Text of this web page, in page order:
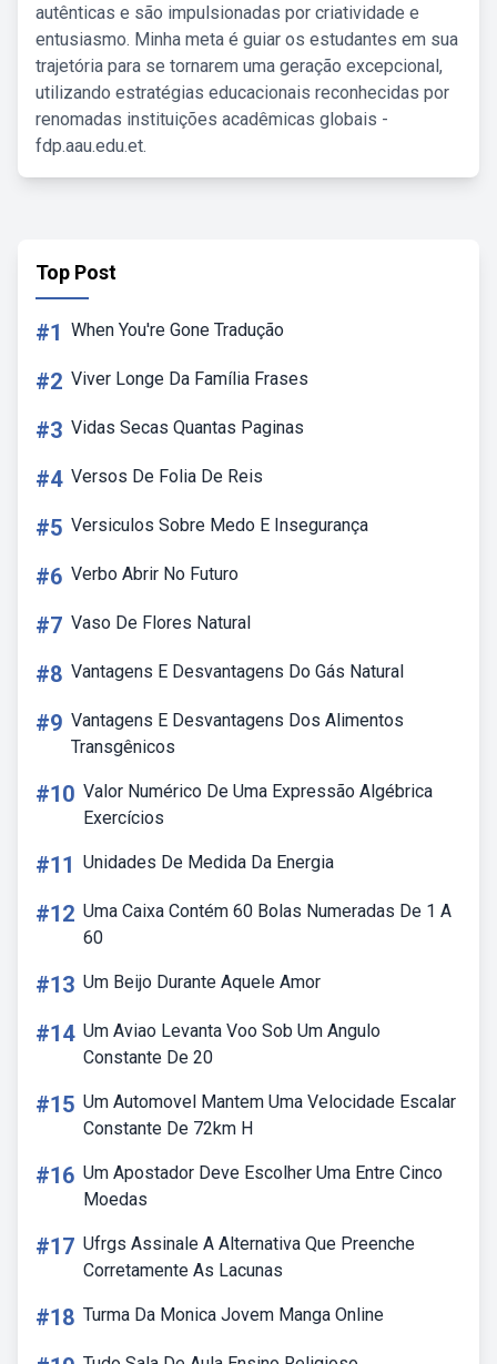
autênticas e são impulsionadas por criatividade e
entusiasmo. Minha meta é guiar os estudantes em sua
trajetória para se tornarem uma geração excepcional,
utilizando estratégias educacionais reconhecidas por
renomadas instituições acadêmicas globais -
fdp.aau.edu.et.
Top Post
#1 When You're Gone Tradução
#2 Viver Longe Da Família Frases
#3 Vidas Secas Quantas Paginas
#4 Versos De Folia De Reis
#5 Versiculos Sobre Medo E Insegurança
#6 Verbo Abrir No Futuro
#7 Vaso De Flores Natural
#8 Vantagens E Desvantagens Do Gás Natural
#9 Vantagens E Desvantagens Dos Alimentos
Transgênicos
#10 Valor Numérico De Uma Expressão Algébrica
Exercícios
#11 Unidades De Medida Da Energia
#12 Uma Caixa Contém 60 Bolas Numeradas De 1 A
60
#13 Um Beijo Durante Aquele Amor
#14 Um Aviao Levanta Voo Sob Um Angulo
Constante De 20
#15 Um Automovel Mantem Uma Velocidade Escalar
Constante De 72km H
#16 Um Apostador Deve Escolher Uma Entre Cinco
Moedas
#17 Ufrgs Assinale A Alternativa Que Preenche
Corretamente As Lacunas
#18 Turma Da Monica Jovem Manga Online